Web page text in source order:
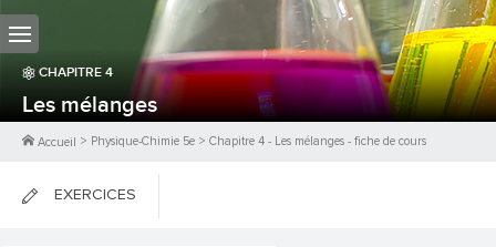
CHAPITRE 4
Les mélanges
Accueil > Physique-Chimie 5e > Chapitre 4 - Les mélanges - fiche de cours
EXERCICES